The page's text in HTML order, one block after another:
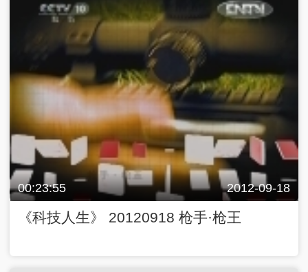
00:23:55 2012-09-18
《科技人生》 20120918 枪手·枪王